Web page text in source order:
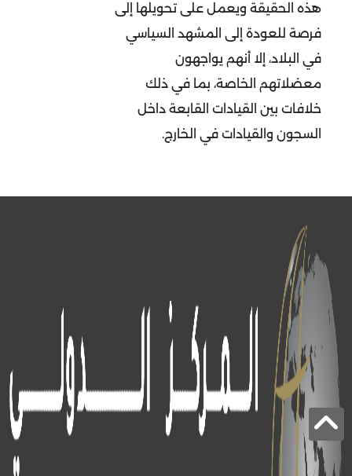
هذه الحقيقة ويعمل على تحويلها إلى
فرصة للعودة إلى المشهد السياسي
في البلاد، إلا أنهم يواجهون
معضلاتهم الخاصة، بما في ذلك
خلافات بين القيادات القابعة داخل
السجون والقيادات في الخارج.